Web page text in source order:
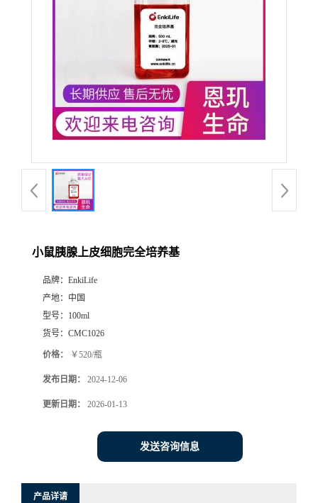
小鼠胰腺上皮细胞完全培养基
品牌： EnkiLife
产地： 中国
型号： 100ml
货号： CMC1026
价格： ￥520/瓶
发布日期： 2024-12-06
更新日期： 2026-01-13
发送咨询信息
产品详请